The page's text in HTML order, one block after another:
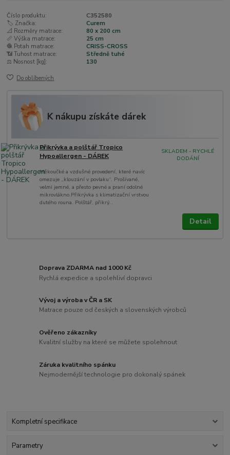
Číslo produktu:
C352580
🏷️ Značka:
Curem
📐 Rozměry matrace:
80 x 200 cm
📏 Výška matrace:
25 cm
🧶 Potah matrace:
CRISS-CROSS
📶 Tuhost matrace:
Středně tuhé
⚖️ Nosnost [kg]:
130
Do oblíbených
K nákupu získáte dárek
Přikrývka a polštář Tropico
Hypoallergen - DÁREK
Měkoučké a vzdušné provedení, které navíc
omezuje „klouzání v povlaku“. Prošívané,
velmi jemné, a přesto pevné a praní odolné
mikrovlákno.Přikrývka s klimatizační vrstvou
dutého rouna. Polštář, přikrý...
SKLADEM - RYCHLÉ
DODÁNÍ
Detail
Doprava ZDARMA nad 1000 Kč
Rychlá expedice a spolehliví dopravci
Vývoj a výroba v ČR a SK
Matrace pouze od českých a slovenských výrobců
Ověřeno zákazníky
Kvalitní služby na které se můžete spolehnout
Záruka kvalitního spánku
Nejmodernější technologie pro dokonalý spánek
Kompletní specifikace
Parametry